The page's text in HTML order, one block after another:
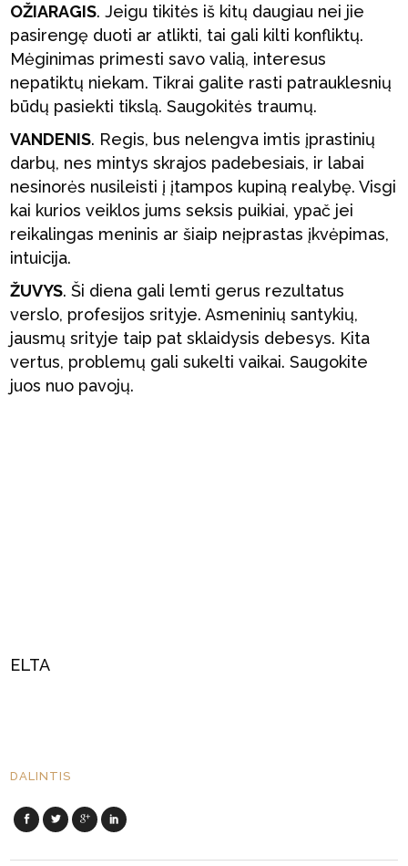
OŽIARAGIS. Jeigu tikitės iš kitų daugiau nei jie
pasirengę duoti ar atlikti, tai gali kilti konfliktų.
Mėginimas primesti savo valią, interesus
nepatiktų niekam. Tikrai galite rasti patrauklesnių
būdų pasiekti tikslą. Saugokitės traumų.
VANDENIS. Regis, bus nelengva imtis įprastinių
darbų, nes mintys skrajos padebesiais, ir labai
nesinorės nusileisti į įtampos kupiną realybę. Visgi
kai kurios veiklos jums seksis puikiai, ypač jei
reikalingas meninis ar šiaip neįprastas įkvėpimas,
intuicija.
ŽUVYS. Ši diena gali lemti gerus rezultatus
verslo, profesijos srityje. Asmeninių santykių,
jausmų srityje taip pat sklaidysis debesys. Kita
vertus, problemų gali sukelti vaikai. Saugokite
juos nuo pavojų.
ELTA
DALINTIS